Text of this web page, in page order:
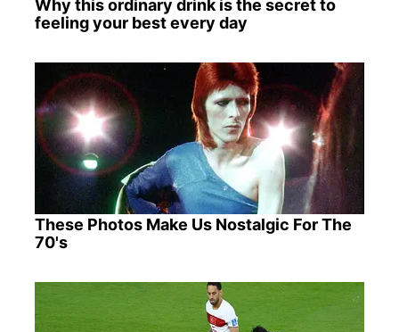
Why this ordinary drink is the secret to
feeling your best every day
These Photos Make Us Nostalgic For The
70's